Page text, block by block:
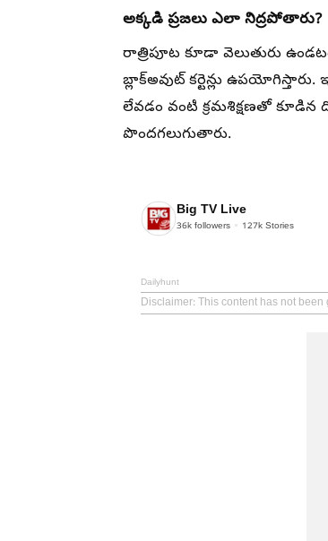
అక్కడి ప్రజలు ఎలా నిద్రపోతారు?
రాత్రిపూట కూడా వెలుతురు ఉండటం
బ్లాక్‌అవుట్ కర్టెన్లు
లేవడం వంటి క్రమశిక్షణతో
పొందగలుగుతారు.
Big TV Live
36k followers 127k Stories
Dailyhunt
Disclaimer: This content has not